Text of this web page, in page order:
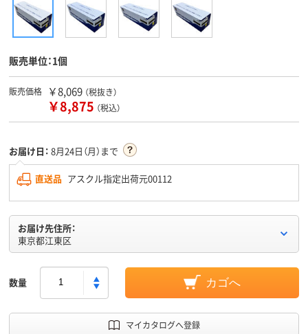
販売単位：1個
販売価格 ￥8,069 （税抜き）
￥8,875 （税込）
お届け日： 8月24日（月）まで
直送品 アスクル指定出荷元00112
お届け先住所：
東京都江東区
数量 カゴへ
マイカタログへ登録